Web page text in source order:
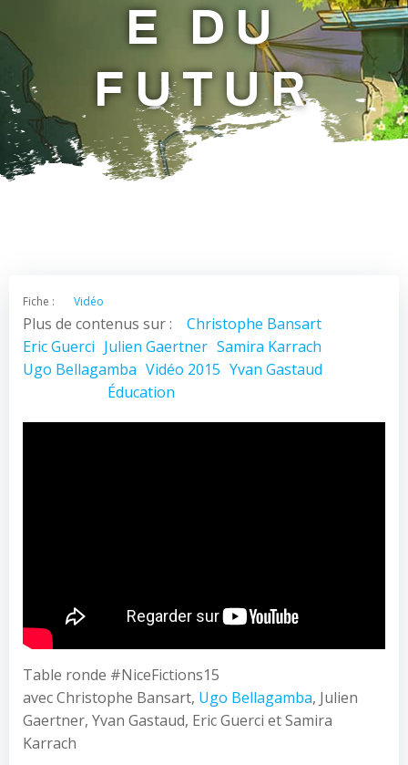
E DU
FUTUR
Fiche : Vidéo
Plus de contenus sur :
Christophe Bansart
Eric Guerci Julien Gaertner Samira Karrach
Ugo Bellagamba Vidéo 2015 Yvan Gastaud
Éducation
Table ronde #NiceFictions15
avec Christophe Bansart, Ugo Bellagamba, Julien
Gaertner, Yvan Gastaud, Eric Guerci et Samira
Karrach